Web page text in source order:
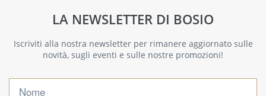
LA NEWSLETTER DI BOSIO
Iscriviti alla nostra newsletter per rimanere aggiornato sulle
novità, sugli eventi e sulle nostre promozioni!